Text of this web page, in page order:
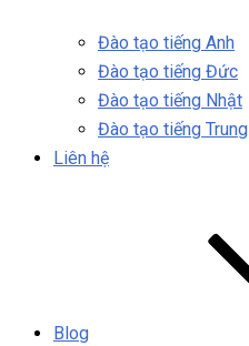
Đào tạo tiếng Anh
Đào tạo tiếng Đức
Đào tạo tiếng Nhật
Đào tạo tiếng Trung
Liên hệ
Blog